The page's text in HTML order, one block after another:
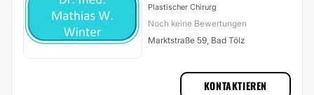
Plastischer Chirurg
Noch keine Bewertungen
Marktstraße 59, Bad Tölz
KONTAKTIEREN